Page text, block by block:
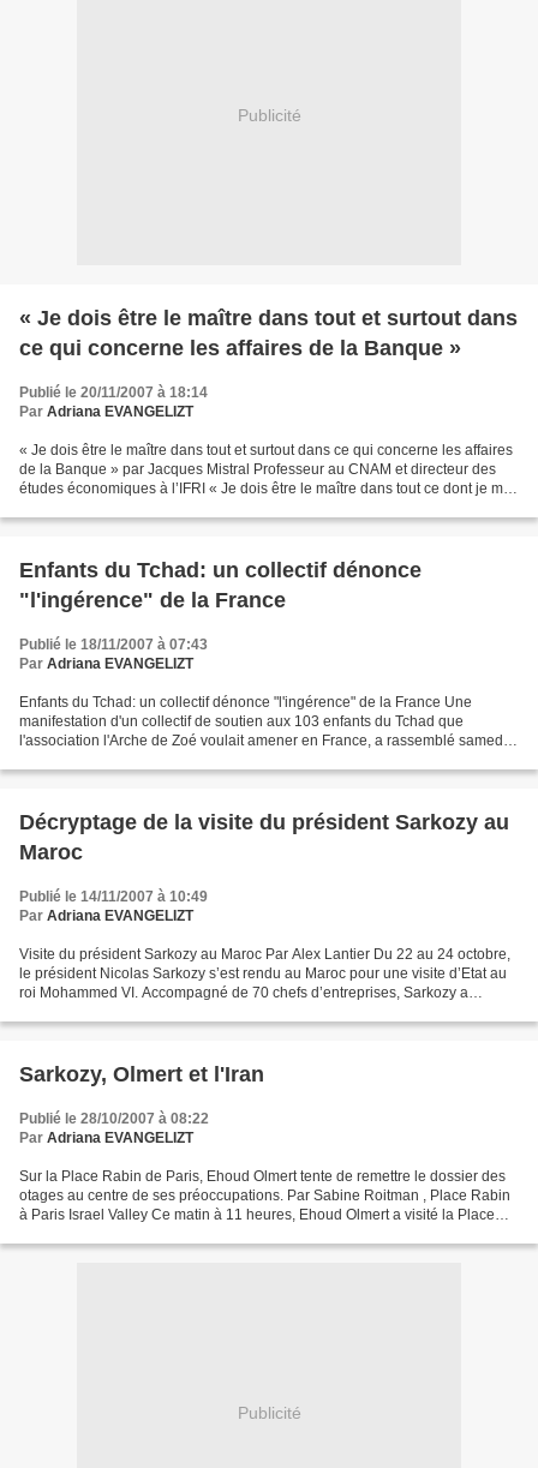
Publicité
« Je dois être le maître dans tout et surtout dans
ce qui concerne les affaires de la Banque »
Publié le 20/11/2007 à 18:14
Par Adriana EVANGELIZT
« Je dois être le maître dans tout et surtout dans ce qui concerne les affaires
de la Banque » par Jacques Mistral Professeur au CNAM et directeur des
études économiques à l’IFRI « Je dois être le maître dans tout ce dont je me
Enfants du Tchad: un collectif dénonce
"l'ingérence" de la France
Publié le 18/11/2007 à 07:43
Par Adriana EVANGELIZT
Enfants du Tchad: un collectif dénonce "l'ingérence" de la France Une
manifestation d'un collectif de soutien aux 103 enfants du Tchad que
l'association l'Arche de Zoé voulait amener en France, a rassemblé samedi à
Décryptage de la visite du président Sarkozy au
Maroc
Publié le 14/11/2007 à 10:49
Par Adriana EVANGELIZT
Visite du président Sarkozy au Maroc Par Alex Lantier Du 22 au 24 octobre,
le président Nicolas Sarkozy s’est rendu au Maroc pour une visite d’Etat au
roi Mohammed VI. Accompagné de 70 chefs d’entreprises, Sarkozy a
Sarkozy, Olmert et l'Iran
Publié le 28/10/2007 à 08:22
Par Adriana EVANGELIZT
Sur la Place Rabin de Paris, Ehoud Olmert tente de remettre le dossier des
otages au centre de ses préoccupations. Par Sabine Roitman , Place Rabin
à Paris Israel Valley Ce matin à 11 heures, Ehoud Olmert a visité la Place
Publicité